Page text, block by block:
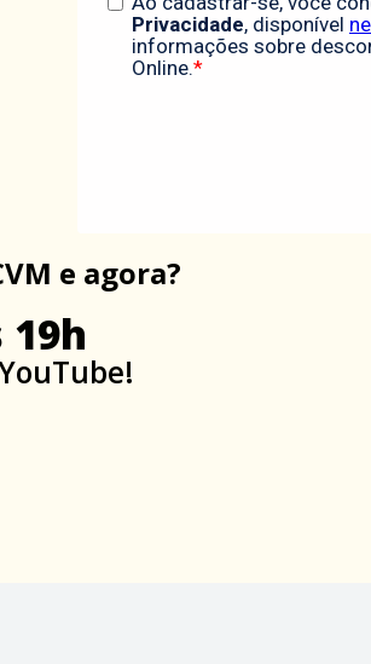
e agora?
19h